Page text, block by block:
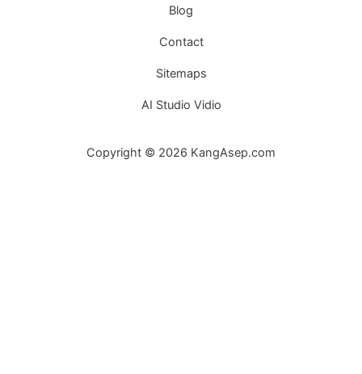
Blog
Contact
Sitemaps
AI Studio Vidio
Copyright © 2026 KangAsep.com